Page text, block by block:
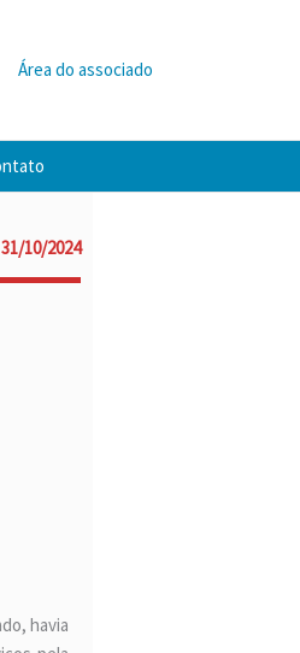
Área do associado
31/10/2024
havia